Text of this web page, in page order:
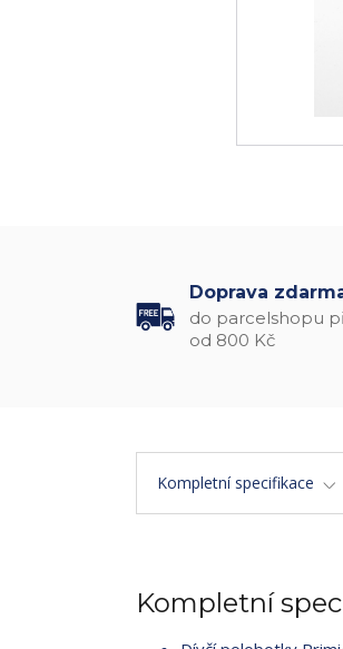
Doprava
do parcelshopu
od 800 Kč
Kompletní specifikace
Kompletní